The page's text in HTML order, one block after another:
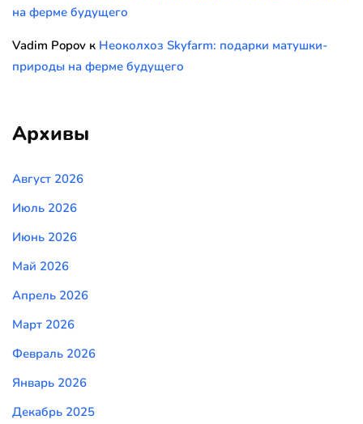
на ферме будущего
Vadim Popov к Неоколхоз Skyfarm: подарки матушки-
природы на ферме будущего
Архивы
Август 2026
Июль 2026
Июнь 2026
Май 2026
Апрель 2026
Март 2026
Февраль 2026
Январь 2026
Декабрь 2025